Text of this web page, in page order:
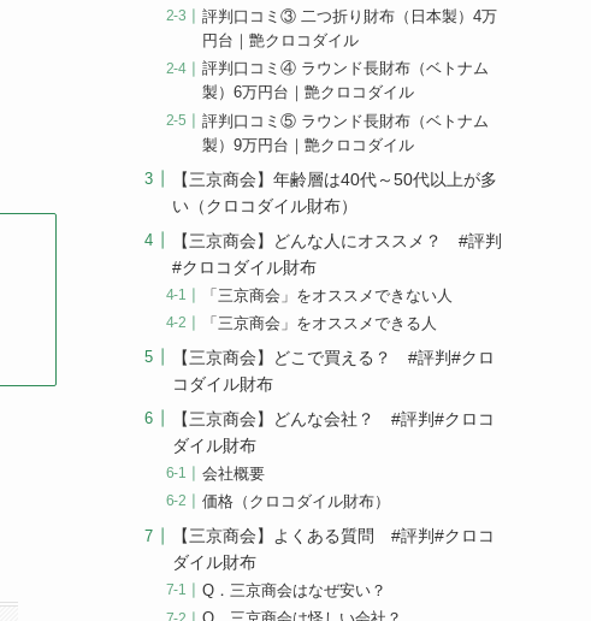
評判口コミ③ 二つ折り財布（日本製）4万
円台｜艶クロコダイル
評判口コミ④ ラウンド長財布（ベトナム
製）6万円台｜艶クロコダイル
評判口コミ⑤ ラウンド長財布（ベトナム
製）9万円台｜艶クロコダイル
【三京商会】年齢層は40代～50代以上が多
い（クロコダイル財布）
【三京商会】どんな人にオススメ？ #評判
#クロコダイル財布
「三京商会」をオススメできない人
「三京商会」をオススメできる人
【三京商会】どこで買える？ #評判#クロ
コダイル財布
【三京商会】どんな会社？ #評判#クロコ
ダイル財布
会社概要
価格（クロコダイル財布）
【三京商会】よくある質問 #評判#クロコ
ダイル財布
Q．三京商会はなぜ安い？